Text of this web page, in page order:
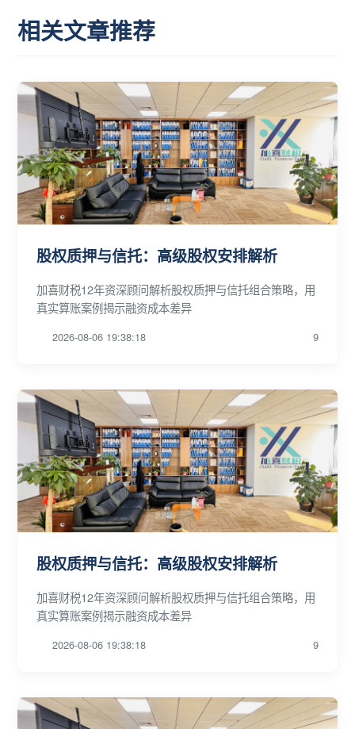
相关文章推荐
股权质押与信托：高级股权安排解析
加喜财税12年资深顾问解析股权质押与信托组合策略，用
真实算账案例揭示融资成本差异
2026-08-06 19:38:18 9
股权质押与信托：高级股权安排解析
加喜财税12年资深顾问解析股权质押与信托组合策略，用
真实算账案例揭示融资成本差异
2026-08-06 19:38:18 9